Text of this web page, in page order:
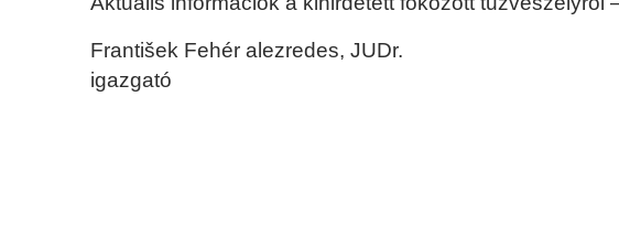
František Fehér alezredes, JUDr.
igazgató